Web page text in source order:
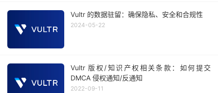
Vultr 的数据驻留：确保隐私、安全和合规性
2024-05-22
Vultr 版权/知识产权相关条款：如何提交
DMCA 侵权通知/反通知
2022-09-11